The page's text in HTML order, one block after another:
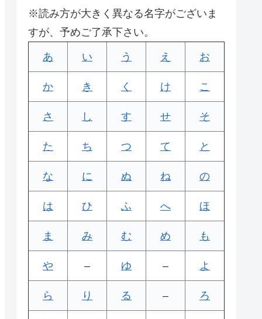
※読み方が大きく異なる名字がございま
すが、予めご了承下さい。
あ い う え お
か き く け こ
さ し す せ そ
た ち つ て と
な に ぬ ね の
は ひ ふ へ ほ
ま み む め も
や – ゆ – よ
ら り る – ろ